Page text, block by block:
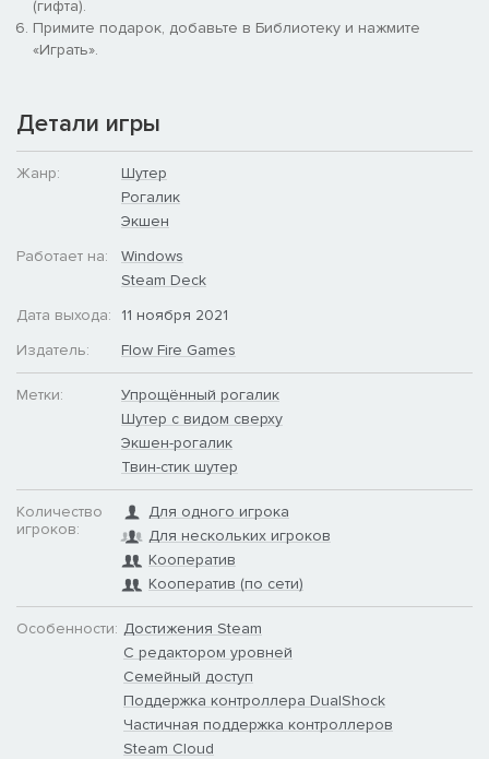
МЕХАНИКА БОЯ НА НОВОМ УРОВНЕ
> Получайте уникальные бонусы, освоив в совершенстве
механику перезарядки и извлечения магазина
> Оружие может заклинить и перегреться - будьте начеку и
не обожгитесь!
мгновенно переключайтесь между разными типами
за точность и мастерство!
> И мы даже сделали хедшоты в top-down шутере!
(гифта).
Примите подарок, добавьте в Библиотеку и нажмите
«Играть».
Детали игры
Жанр:
Шутер
Рогалик
Экшен
Работает на:
Windows
Steam Deck
Дата выхода:
11 ноября 2021
Издатель:
Flow Fire Games
Метки:
Упрощённый рогалик
Шутер с видом сверху
Экшен-рогалик
Твин-стик шутер
Количество
игроков:
Для одного игрока
Для нескольких игроков
Кооператив
Кооператив (по сети)
Особенности: Достижения Steam
С редактором уровней
Семейный доступ
Поддержка контроллера DualShock
Частичная поддержка контроллеров
Steam Cloud